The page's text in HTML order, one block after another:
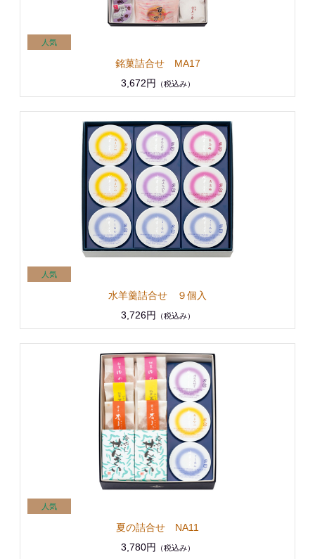
銘菓詰合せ MA17
3,672円
（税込み）
水羊羹詰合せ ９個入
3,726円
（税込み）
夏の詰合せ NA11
3,780円
（税込み）